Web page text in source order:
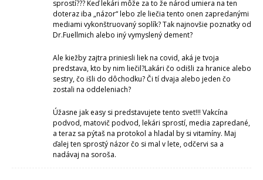
sprostí??? Keď lekári môže za to že národ umiera na ten
doteraz iba „názor“ lebo zle liečia tento onen zapredanými
mediami vykonštruovaný soplík? Tak najnovšie poznatky od
Dr.Fuellmich alebo iný vymyslený dement?
Ale kiežby zajtra priniesli liek na covid, aká je tvoja
predstava, kto by nim liečil?Lakári čo odišli za hranice alebo
sestry, čo išli do dôchodku? Či tí dvaja alebo jeden čo
zostali na oddeleniach?
Úžasne jak easy si predstavujete tento svet!!! Vakcína
podvod, matovič podvod, lekári sprostí, media zapredané,
a teraz sa pýtaš na protokol a hladal by si vitamíny. Maj
ďalej ten sprostý názor čo si mal v lete, odčervi sa a
nadávaj na soroša.